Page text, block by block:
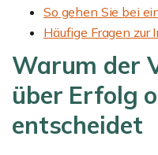
So gehen Sie bei
Häufige Fragen
Warum der
über Erfolg
entscheidet